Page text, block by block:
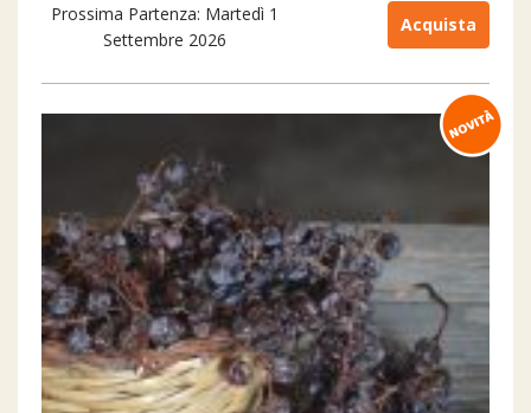
Prossima Partenza: Martedì 1
Settembre 2026
Acquista